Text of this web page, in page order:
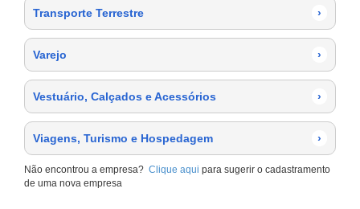
Transporte Terrestre ›
Varejo ›
Vestuário, Calçados e Acessórios ›
Viagens, Turismo e Hospedagem ›
Não encontrou a empresa? Clique aqui para sugerir o cadastramento
de uma nova empresa